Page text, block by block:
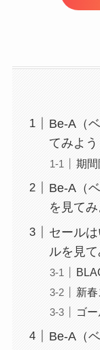
Be-A（
てみよう
期
Be-A（
を見てみ
セール
ルを見て
新
ゴ
Be-A（